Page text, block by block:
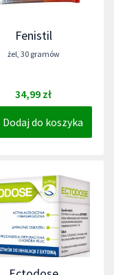
Fenistil
żel, 30 gramów
34,99 zł
Dodaj do koszyka